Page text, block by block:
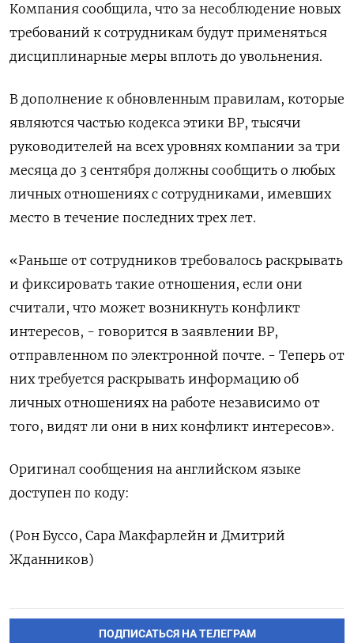
Компания сообщила, что за несоблюдение новых
требований к сотрудникам будут применяться
дисциплинарные меры вплоть до увольнения.
В дополнение к обновленным правилам, которые
являются частью кодекса этики BP, тысячи
руководителей на всех уровнях компании за три
месяца до 3 сентября должны сообщить о любых
личных отношениях с сотрудниками, имевших
место в течение последних трех лет.
«Раньше от сотрудников требовалось раскрывать
и фиксировать такие отношения, если они
считали, что может возникнуть конфликт
интересов, - говорится в заявлении BP,
отправленном по электронной почте. - Теперь от
них требуется раскрывать информацию об
личных отношениях на работе независимо от
того, видят ли они в них конфликт интересов».
Оригинал сообщения на английском языке
доступен по коду:
(Рон Буссо, Сара Макфарлейн и Дмитрий
Жданников)
ПОДПИСАТЬСЯ НА ТЕЛЕГРАМ